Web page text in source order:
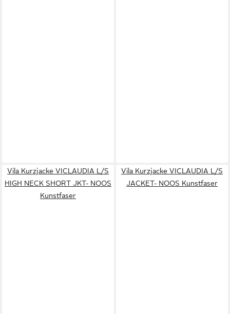
Vila Kurzjacke VICLAUDIA L/S
HIGH NECK SHORT JKT- NOOS
Kunstfaser
Vila Kurzjacke VICLAUDIA L/S
JACKET- NOOS Kunstfaser